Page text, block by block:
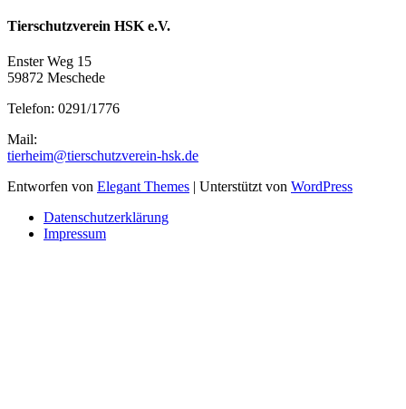
Tierschutzverein HSK e.V.
Enster Weg 15
59872 Meschede
Telefon: 0291/1776
Mail:
tierheim@tierschutzverein-hsk.de
Entworfen von Elegant Themes | Unterstützt von WordPress
Datenschutzerklärung
Impressum